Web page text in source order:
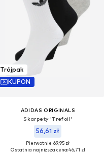
Trójpak
KUPON
ADIDAS ORIGINALS
Skarpety 'Trefoil'
56,61 zł
Pierwotnie: 69,95 zł
Ostatnia najniższa cena:46,71 zł